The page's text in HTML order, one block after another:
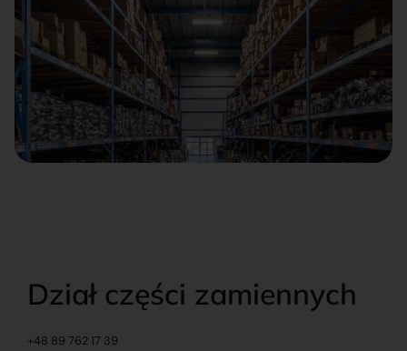
Dział części zamiennych
+48 89 762 17 39